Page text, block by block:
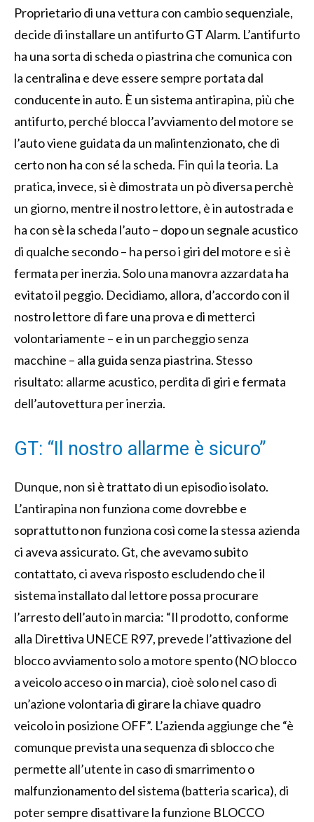
Proprietario di una vettura con cambio sequenziale,
decide di installare un antifurto GT Alarm. L’antifurto
ha una sorta di scheda o piastrina che comunica con
la centralina e deve essere sempre portata dal
conducente in auto. È un sistema antirapina, più che
antifurto, perché blocca l’avviamento del motore se
l’auto viene guidata da un malintenzionato, che di
certo non ha con sé la scheda. Fin qui la teoria. La
pratica, invece, si è dimostrata un pò diversa perchè
un giorno, mentre il nostro lettore, è in autostrada e
ha con sè la scheda l’auto – dopo un segnale acustico
di qualche secondo – ha perso i giri del motore e si è
fermata per inerzia. Solo una manovra azzardata ha
evitato il peggio. Decidiamo, allora, d’accordo con il
nostro lettore di fare una prova e di metterci
volontariamente – e in un parcheggio senza
macchine – alla guida senza piastrina. Stesso
risultato: allarme acustico, perdita di giri e fermata
dell’autovettura per inerzia.
GT: “Il nostro allarme è sicuro”
Dunque, non si è trattato di un episodio isolato.
L’antirapina non funziona come dovrebbe e
soprattutto non funziona così come la stessa azienda
ci aveva assicurato. Gt, che avevamo subito
contattato, ci aveva risposto escludendo che il
sistema installato dal lettore possa procurare
l’arresto dell’auto in marcia: “Il prodotto, conforme
alla Direttiva UNECE R97, prevede l’attivazione del
blocco avviamento solo a motore spento (NO blocco
a veicolo acceso o in marcia), cioè solo nel caso di
un’azione volontaria di girare la chiave quadro
veicolo in posizione OFF”. L’azienda aggiunge che “è
comunque prevista una sequenza di sblocco che
permette all’utente in caso di smarrimento o
malfunzionamento del sistema (batteria scarica), di
poter sempre disattivare la funzione BLOCCO